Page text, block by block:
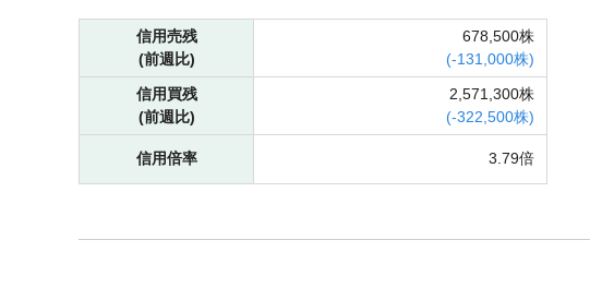
信用売残
(前週比)
678,500株
(-131,000株)
信用買残
(前週比)
2,571,300株
(-322,500株)
信用倍率 3.79倍